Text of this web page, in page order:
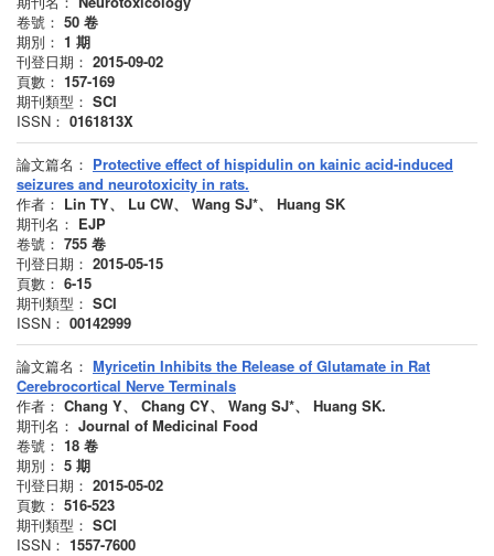
卷號： 50 卷
期別： 1 期
刊登日期： 2015-09-02
頁數： 157-169
期刊類型： SCI
ISSN： 0161813X
論文篇名： Protective effect of hispidulin on kainic acid-induced
seizures and neurotoxicity in rats.
作者： Lin TY、 Lu CW、 Wang SJ*、 Huang SK
期刊名： EJP
卷號： 755 卷
刊登日期： 2015-05-15
頁數： 6-15
期刊類型： SCI
ISSN： 00142999
論文篇名： Myricetin Inhibits the Release of Glutamate in Rat
Cerebrocortical Nerve Terminals
作者： Chang Y、 Chang CY、 Wang SJ*、 Huang SK.
期刊名： Journal of Medicinal Food
卷號： 18 卷
期別： 5 期
刊登日期： 2015-05-02
頁數： 516-523
期刊類型： SCI
ISSN： 1557-7600